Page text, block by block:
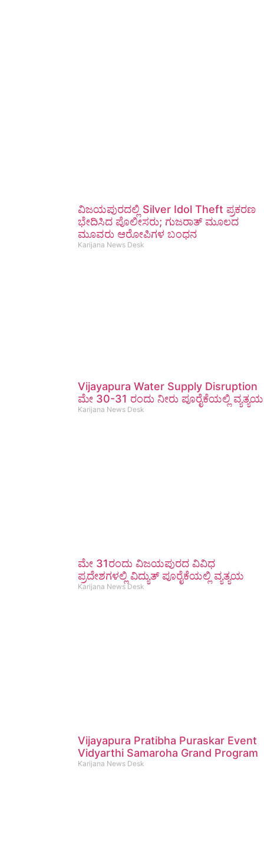
ವಿಜಯಪುರದಲ್ಲಿ Silver Idol Theft ಪ್ರಕರಣ
ಭೇದಿಸಿದ ಪೊಲೀಸರು; ಗುಜರಾತ್ ಮೂಲದ
ಮೂವರು ಆರೋಪಿಗಳ ಬಂಧನ
Karijana News Desk
Vijayapura Water Supply Disruption
ಮೇ 30-31 ರಂದು ನೀರು ಪೂರೈಕೆಯಲ್ಲಿ ವ್ಯತ್ಯಯ
Karijana News Desk
ಮೇ 31ರಂದು ವಿಜಯಪುರದ ವಿವಿಧ
ಪ್ರದೇಶಗಳಲ್ಲಿ ವಿದ್ಯುತ್ ಪೂರೈಕೆಯಲ್ಲಿ ವ್ಯತ್ಯಯ
Karijana News Desk
Vijayapura Pratibha Puraskar Event
Vidyarthi Samaroha Grand Program
Karijana News Desk